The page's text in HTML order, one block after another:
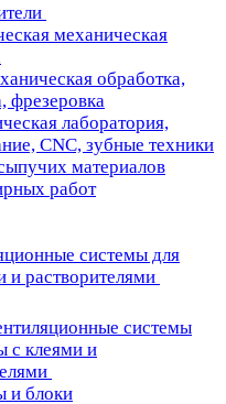
механическая
обработка,
фрезеровка
лаборатория,
CNC, зубные техники
материалов
работ
системы для
и растворителями
системы
с клеями и
и блоки